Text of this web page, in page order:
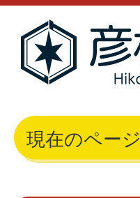
現在のページ